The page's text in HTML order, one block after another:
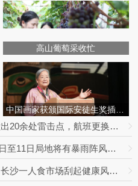
高山葡萄采收忙
南航航班滑行疑遭雷击，机身检出20余处雷击点，航班更换飞机延误出行
台风“白海豚”外围波及长沙，10日至11日局地将有暴雨阵风，最高达9级
拒绝重油快餐，中式定食走红，长沙一人食市场刮起健康风｜消费新观察